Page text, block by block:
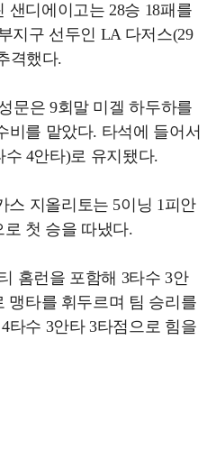
샌디에이고는 28승 18패를
지구 선두인 LA 다저스(29
격했다.
문은 9회말 미겔 하두하를
비를 맡았다. 타석에 들어서
수 4안타)로 유지됐다.
스 지올리토는 5이닝 1피안
로 첫 승을 따냈다.
홈런을 포함해 3타수 3안
맹타를 휘두르며 팀 승리를
타수 3안타 3타점으로 힘을